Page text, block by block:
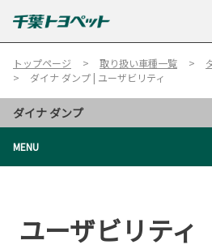
トップページ 取り扱い車種一覧
ダイナ ダンプ | ユーザビリティ
ダイナ ダンプ
MENU
ユーザビリティ